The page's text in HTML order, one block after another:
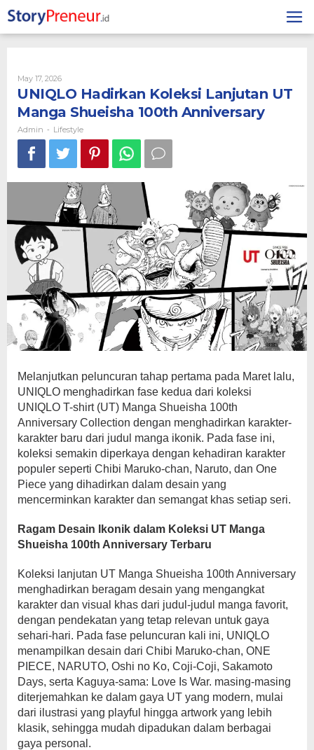
to
content
May 17, 2026By
Admin
UNIQLO Hadirkan Koleksi Lanjutan UT
Manga Shueisha 100th Anniversary
Admin - Lifestyle
Melanjutkan peluncuran tahap pertama pada Maret lalu,
UNIQLO menghadirkan fase kedua dari koleksi
UNIQLO T-shirt (UT) Manga Shueisha 100th
Anniversary Collection dengan menghadirkan karakter-
karakter baru dari judul manga ikonik. Pada fase ini,
koleksi semakin diperkaya dengan kehadiran karakter
populer seperti Chibi Maruko-chan, Naruto, dan One
Piece yang dihadirkan dalam desain yang
mencerminkan karakter dan semangat khas setiap seri.
Ragam Desain Ikonik dalam Koleksi UT Manga
Shueisha 100th Anniversary Terbaru
Koleksi lanjutan UT Manga Shueisha 100th Anniversary
menghadirkan beragam desain yang mengangkat
karakter dan visual khas dari judul-judul manga favorit,
dengan pendekatan yang tetap relevan untuk gaya
sehari-hari. Pada fase peluncuran kali ini, UNIQLO
menampilkan desain dari Chibi Maruko-chan, ONE
PIECE, NARUTO, Oshi no Ko, Coji-Coji, Sakamoto
Days, serta Kaguya-sama: Love Is War. masing-masing
diterjemahkan ke dalam gaya UT yang modern, mulai
dari ilustrasi yang playful hingga artwork yang lebih
klasik, sehingga mudah dipadukan dalam berbagai
gaya personal.